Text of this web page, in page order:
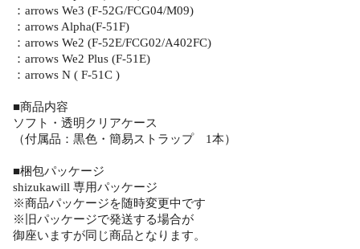
：arrows We3 (F-52G/FCG04/M09)
：arrows Alpha(F-51F)
：arrows We2 (F-52E/FCG02/A402FC)
：arrows We2 Plus (F-51E)
：arrows N ( F-51C )
■商品内容
ソフト・透明クリアケース
（付属品：黒色・簡易ストラップ 1本）
■梱包パッケージ
shizukawill 専用パッケージ
※商品パッケージを随時変更中です
※旧パッケージで発送する場合が
御座いますが同じ商品となります。